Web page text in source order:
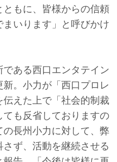
もに、皆様からの信頼
いります」と呼びかけ
ある西口エンタテイン
。小力が「西口プロレ
えた上で「社会的制裁
も反省しておりますの
長州小力に対して、弊
ず、活動を継続させる